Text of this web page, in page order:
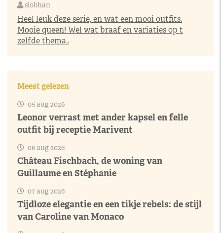
siobhan
Heel leuk deze serie, en wat een mooi outfits.
Mooie queen! Wel wat braaf en variaties op t
zelfde thema..
Meest gelezen
05 aug 2026
Leonor verrast met ander kapsel en felle
outfit bij receptie Marivent
06 aug 2026
Château Fischbach, de woning van
Guillaume en Stéphanie
07 aug 2026
Tijdloze elegantie en een tikje rebels: de stijl
van Caroline van Monaco